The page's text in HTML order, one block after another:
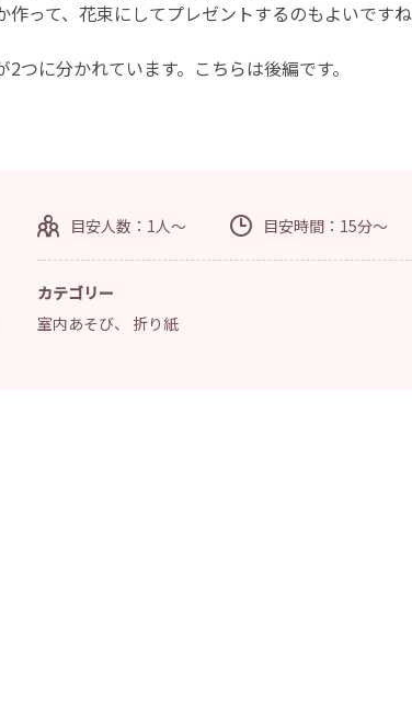
作って、花束にしてプレゼントするのもよいですね
つに分かれています。こちらは後編です。
目安人数：1人～ 目安時間：15分～
カテゴリー
室内あそび、
折り紙